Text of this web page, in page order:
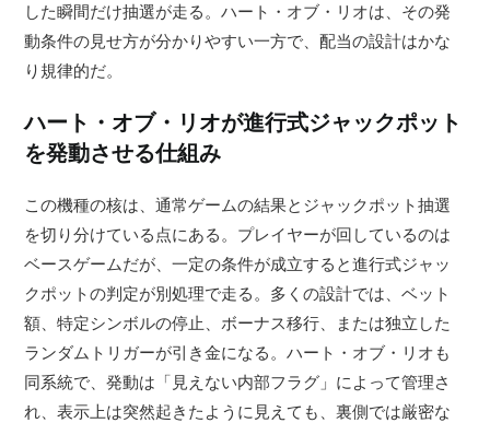
した瞬間だけ抽選が走る。ハート・オブ・リオは、その発
動条件の見せ方が分かりやすい一方で、配当の設計はかな
り規律的だ。
ハート・オブ・リオが進行式ジャックポット
を発動させる仕組み
この機種の核は、通常ゲームの結果とジャックポット抽選
を切り分けている点にある。プレイヤーが回しているのは
ベースゲームだが、一定の条件が成立すると進行式ジャッ
クポットの判定が別処理で走る。多くの設計では、ベット
額、特定シンボルの停止、ボーナス移行、または独立した
ランダムトリガーが引き金になる。ハート・オブ・リオも
同系統で、発動は「見えない内部フラグ」によって管理さ
れ、表示上は突然起きたように見えても、裏側では厳密な